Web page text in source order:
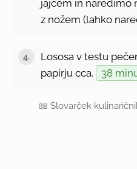
jajcem in naredimo
z nožem (lahko
4.
Lososa v testu
papirju cca.
38
📖Slovarček